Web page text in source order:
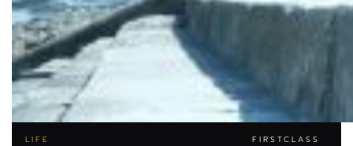
LIFE FIRSTCLASS